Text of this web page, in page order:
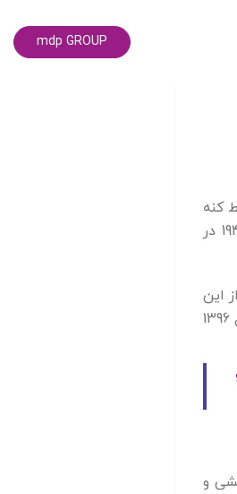
mdp GROUP
کنه
منتقل می شود. این بیماری توسط ویروس Nairovirus از خانواده Bunyaviridae ایجاد می شود. این بیماری اولین بار درسال 1944 در
این
کشورها به داخل کشور خطر انتقال و شیوع این بیماری همیشه وجود دارد. در سال 1349 وجود بیماری در ایران تایید شد و درسال 1396
و